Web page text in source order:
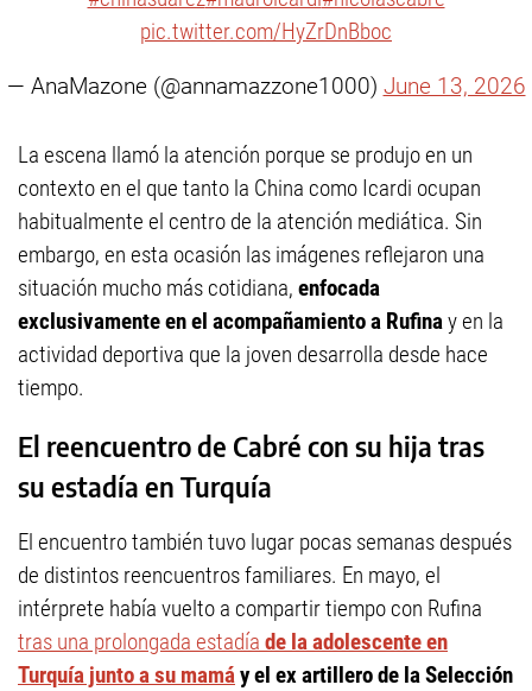
pic.twitter.com/HyZrDnBboc
— AnaMazone (@annamazzone1000) June 13, 2026
La escena llamó la atención porque se produjo en un
contexto en el que tanto la China como Icardi ocupan
habitualmente el centro de la atención mediática. Sin
embargo, en esta ocasión las imágenes reflejaron una
situación mucho más cotidiana, enfocada
exclusivamente en el acompañamiento a Rufinay en la
actividad deportiva que la joven desarrolla desde hace
tiempo.
El reencuentro de Cabré con su hija tras
su estadía en Turquía
El encuentro también tuvo lugar pocas semanas después
de distintos reencuentros familiares. En mayo, el
intérprete había vuelto a compartir tiempo con Rufina
tras una prolongada estadía de la adolescente en
Turquía junto a su mamáy el ex artillero de la Selección